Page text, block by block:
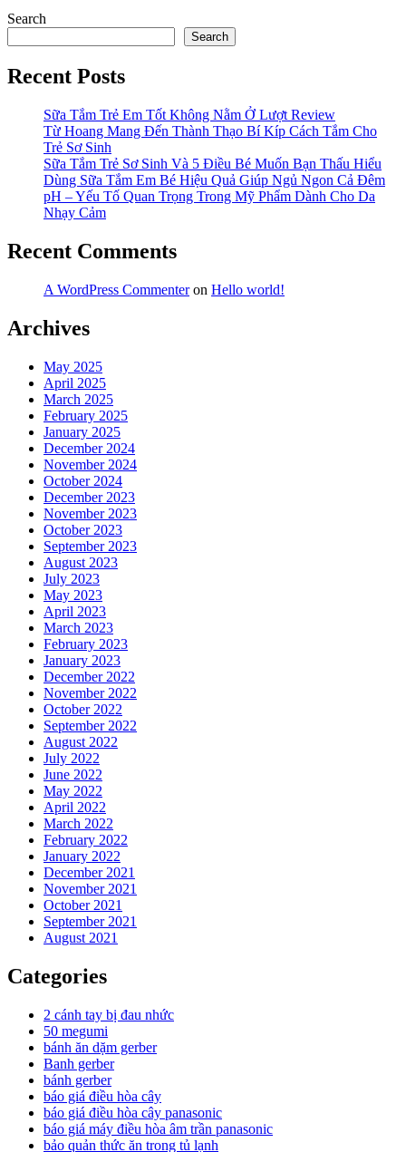
Search
Search
Recent Posts
Sữa Tắm Trẻ Em Tốt Không Nằm Ở Lượt Review
Từ Hoang Mang Đến Thành Thạo Bí Kíp Cách Tắm Cho
Trẻ Sơ Sinh
Sữa Tắm Trẻ Sơ Sinh Và 5 Điều Bé Muốn Bạn Thấu Hiểu
Dùng Sữa Tắm Em Bé Hiệu Quả Giúp Ngủ Ngon Cả Đêm
pH – Yếu Tố Quan Trọng Trong Mỹ Phẩm Dành Cho Da
Nhạy Cảm
Recent Comments
A WordPress Commenteron Hello world!
Archives
May 2025
April 2025
March 2025
February 2025
January 2025
December 2024
November 2024
October 2024
December 2023
November 2023
October 2023
September 2023
August 2023
July 2023
May 2023
April 2023
March 2023
February 2023
January 2023
December 2022
November 2022
October 2022
September 2022
August 2022
July 2022
June 2022
May 2022
April 2022
March 2022
February 2022
January 2022
December 2021
November 2021
October 2021
September 2021
August 2021
Categories
2 cánh tay bị đau nhức
50 megumi
bánh ăn dặm gerber
Banh gerber
bánh gerber
báo giá điều hòa cây
báo giá điều hòa cây panasonic
báo giá máy điều hòa âm trần panasonic
bảo quản thức ăn trong tủ lạnh